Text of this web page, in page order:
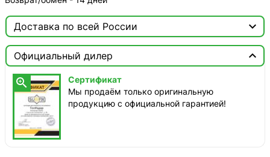
Доставка по всей России 
 Москва
ТопРадар — Курьер
сегодня, от 350 ₽
ТопРадар — Самовывоз
сегодня, бесплатно
наб. Бережковская, д. 20, стр. 19
Официальный дилер


Сертификат
Мы продаём только оригинальную
продукцию с официальной гарантией!